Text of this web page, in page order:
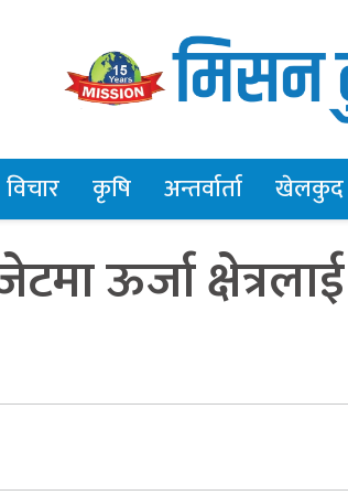
विचार कृषि अन्तर्वार्ता खेलकुद
ऊर्जा क्षेत्रलाई